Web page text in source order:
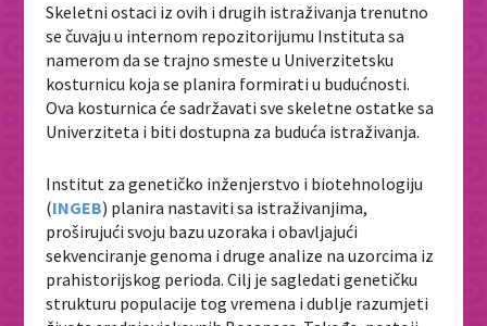
Skeletni ostaci iz ovih i drugih istraživanja trenutno
se čuvaju u internom repozitorijumu Instituta sa
namerom da se trajno smeste u Univerzitetsku
kosturnicu koja se planira formirati u budućnosti.
Ova kosturnica će sadržavati sve skeletne ostatke sa
Univerziteta i biti dostupna za buduća istraživanja.
Institut za genetičko inženjerstvo i biotehnologiju
(INGEB) planira nastaviti sa istraživanjima,
proširujući svoju bazu uzoraka i obavljajući
sekvenciranje genoma i druge analize na uzorcima iz
prahistorijskog perioda. Cilj je sagledati genetičku
strukturu populacije tog vremena i dublje razumjeti